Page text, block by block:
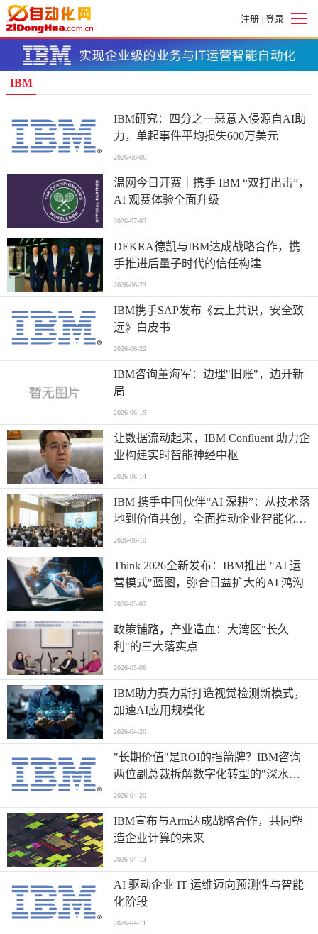
注册 | 登录
IBM
IBM研究：四分之一恶意入侵源自AI助
力，单起事件平均损失600万美元
2026-08-06
温网今日开赛｜携手 IBM “双打出击”，
AI 观赛体验全面升级
2026-07-03
DEKRA德凯与IBM达成战略合作，携
手推进后量子时代的信任构建
2026-06-23
IBM携手SAP发布《云上共识，安全致
远》白皮书
2026-06-22
IBM咨询董海军：边理"旧账"，边开新
局
2026-06-15
让数据流动起来，IBM Confluent 助力企
业构建实时智能神经中枢
2026-06-14
IBM 携手中国伙伴“AI 深耕”：从技术落
地到价值共创，全面推动企业智能化升
级
2026-06-10
Think 2026全新发布：IBM推出 "AI 运
营模式"蓝图，弥合日益扩大的AI 鸿沟
2026-05-07
政策铺路，产业造血：大湾区"长久
利"的三大落实点
2026-05-06
IBM助力赛力斯打造视觉检测新模式，
加速AI应用规模化
2026-04-20
"长期价值"是ROI的挡箭牌？IBM咨询
两位副总裁拆解数字化转型的"深水
区"突围
2026-04-20
IBM宣布与Arm达成战略合作，共同塑
造企业计算的未来
2026-04-13
AI 驱动企业 IT 运维迈向预测性与智能
化阶段
2026-04-11